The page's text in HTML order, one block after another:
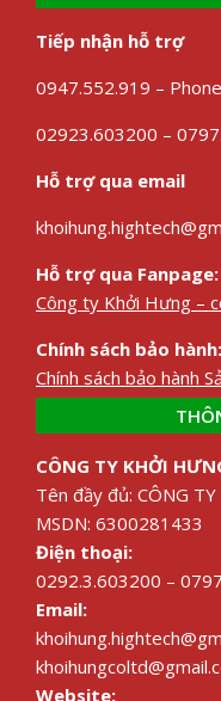
Tiếp nhận hỗ trợ
0947.552.919 –
02923.603200 –
Hỗ trợ qua email
Hỗ trợ qua Fanpage:
Công ty Khởi Hưng –
Chính sách bảo hành:
Chính sách bảo hành
CÔNG TY KHỞI
Tên đầy đủ: CÔNG
MSDN: 6300281433
Điện thoại:
0292.3.603200 –
Email:
Website: